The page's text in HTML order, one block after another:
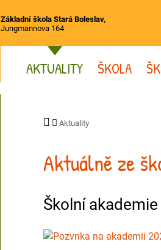
Základní škola Stará Boleslav,
Jungmannova 164
AKTUALITY ŠKOLA
Aktuality
Aktuálně ze
Školní